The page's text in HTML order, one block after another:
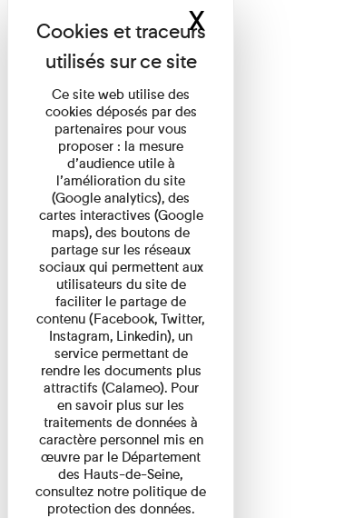
Ce site web utilise des
cookies déposés par des
partenaires pour vous
proposer : la mesure
d’audience utile à
l’amélioration du site
(Google analytics), des
cartes interactives (Google
maps), des boutons de
partage sur les réseaux
sociaux qui permettent aux
utilisateurs du site de
faciliter le partage de
contenu (Facebook, Twitter,
Instagram, Linkedin), un
service permettant de
rendre les documents plus
attractifs (Calameo). Pour
en savoir plus sur les
traitements de données à
caractère personnel mis en
œuvre par le Département
des Hauts-de-Seine,
consultez notre politique de
protection des données.
XMasquer le